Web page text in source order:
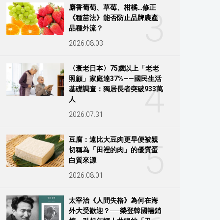
3
麝香葡萄、草莓、柑橘…修正
《種苗法》能否防止品牌農產
品種外流？
2026.08.03
4
〈衰老日本〉75歲以上「老老
照顧」家庭達37%——國民生活
基礎調查：獨居長者突破933萬
人
2026.07.31
5
豆腐：遠比大豆肉更早便被親
切稱為「田裡的肉」的優質蛋
白質來源
2026.08.01
太宰治《人間失格》為何在海
外大受歡迎？──榮登韓國暢銷